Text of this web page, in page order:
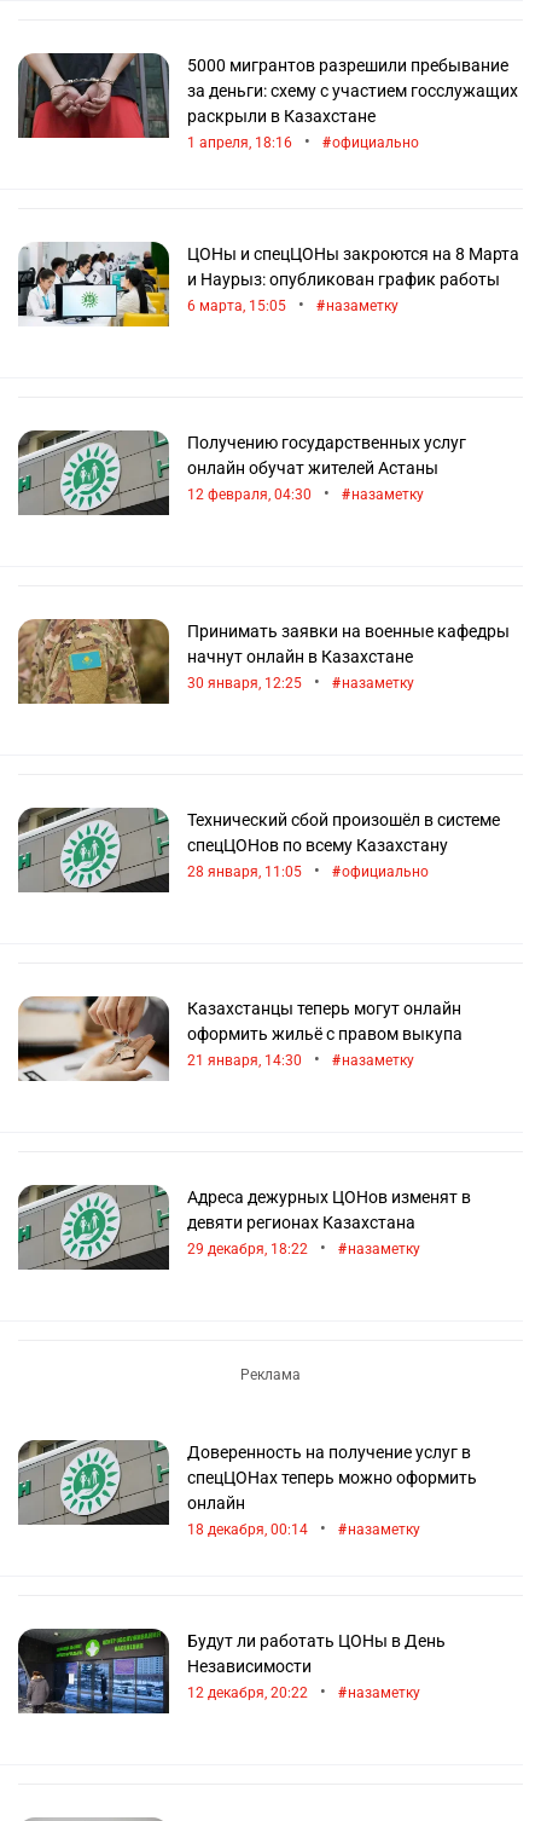
5000 мигрантов разрешили пребывание
за деньги: схему с участием госслужащих
раскрыли в Казахстане
1 апреля, 18:16 • официально
ЦОНы и спецЦОНы закроются на 8 Марта
и Наурыз: опубликован график работы
6 марта, 15:05 • назаметку
Получению государственных услуг
онлайн обучат жителей Астаны
12 февраля, 04:30 • назаметку
Принимать заявки на военные кафедры
начнут онлайн в Казахстане
30 января, 12:25 • назаметку
Технический сбой произошёл в системе
спецЦОНов по всему Казахстану
28 января, 11:05 • официально
Казахстанцы теперь могут онлайн
оформить жильё с правом выкупа
21 января, 14:30 • назаметку
Адреса дежурных ЦОНов изменят в
девяти регионах Казахстана
29 декабря, 18:22 • назаметку
Доверенность на получение услуг в
спецЦОНах теперь можно оформить
онлайн
18 декабря, 00:14 • назаметку
Будут ли работать ЦОНы в День
Независимости
12 декабря, 20:22 • назаметку